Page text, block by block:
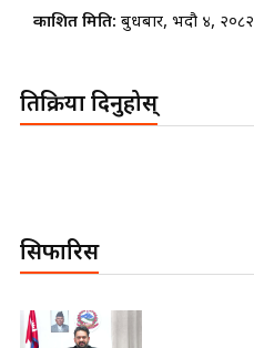
प्रकाशित मिति: बुधबार, भदौ ४, २०८२
प्रतिक्रिया दिनुहोस्
सिफारिस